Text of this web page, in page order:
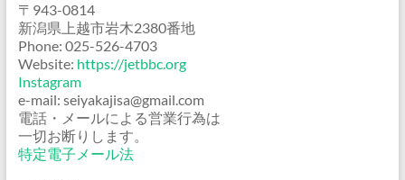
〒943-0814
新潟県上越市岩木2380番地
Phone: 025-526-4703
Website: https://jetbbc.org
Instagram
e-mail: seiyakajisa@gmail.com
電話・メールによる営業行為は
一切お断りします。
特定電子メール法